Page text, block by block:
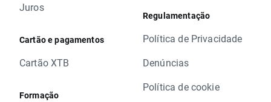
Juros
Cartão e pagamentos
Cartão XTB
Formação
Regulamentação
Política de Privacidade
Denúncias
Política de cookie